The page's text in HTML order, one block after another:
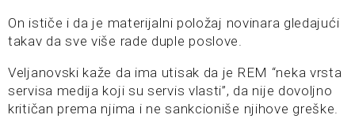
On ističe i da je materijalni položaj novinara gledajući
takav da sve više rade duple poslove.
Veljanovski kaže da ima utisak da je REM “neka vrsta
servisa medija koji su servis vlasti”, da nije dovoljno
kritičan prema njima i ne sankcioniše njihove greške.